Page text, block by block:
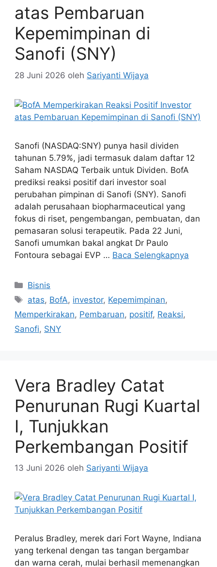
atas Pembaruan
Kepemimpinan di
Sanofi (SNY)
28 Juni 2026 oleh Sariyanti Wijaya
Sanofi (NASDAQ:SNY) punya hasil dividen
tahunan 5.79%, jadi termasuk dalam daftar 12
Saham NASDAQ Terbaik untuk Dividen. BofA
prediksi reaksi positif dari investor soal
perubahan pimpinan di Sanofi (SNY). Sanofi
adalah perusahaan biopharmaceutical yang
fokus di riset, pengembangan, pembuatan, dan
pemasaran solusi terapeutik. Pada 22 Juni,
Sanofi umumkan bakal angkat Dr Paulo
Fontoura sebagai EVP … Baca Selengkapnya
Kategori
Bisnis
Tag
atas, BofA, investor, Kepemimpinan,
Memperkirakan, Pembaruan, positif, Reaksi,
Sanofi, SNY
Vera Bradley Catat
Penurunan Rugi Kuartal
I, Tunjukkan
Perkembangan Positif
13 Juni 2026 oleh Sariyanti Wijaya
Peralus Bradley, merek dari Fort Wayne, Indiana
yang terkenal dengan tas tangan bergambar
dan warna cerah, mulai berhasil memenangkan